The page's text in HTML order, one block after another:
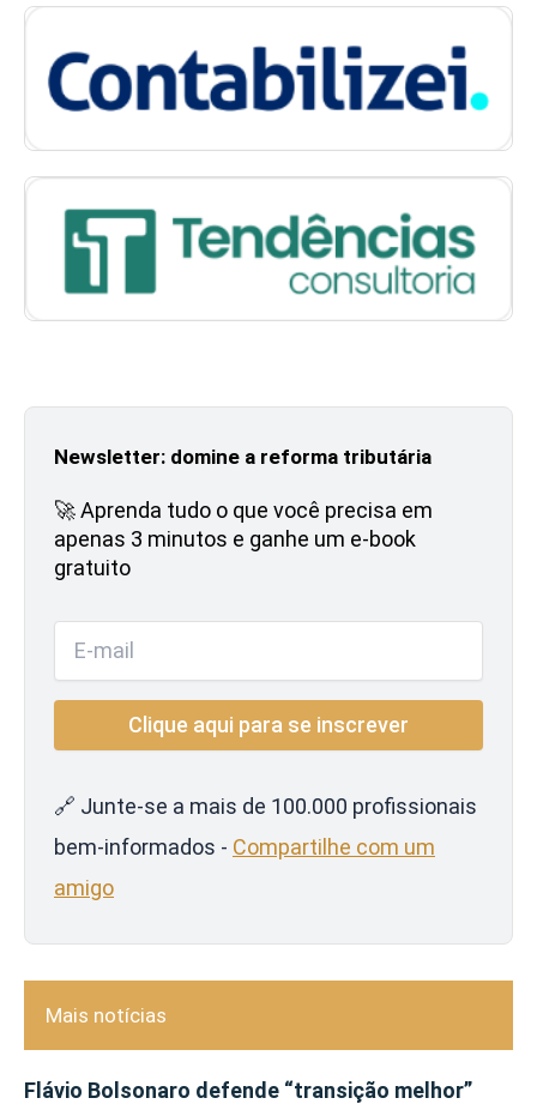
Newsletter: domine a reforma tributária
🚀 Aprenda tudo o que você precisa em
apenas 3 minutos e ganhe um e-book
gratuito
🔗 Junte-se a mais de 100.000 profissionais
bem-informados - Compartilhe com um
amigo
Mais notícias
Flávio Bolsonaro defende “transição melhor”